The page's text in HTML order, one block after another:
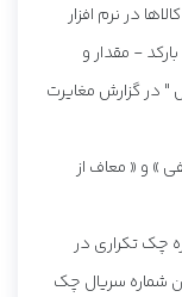
در نرم افزار
- مقدار و
در گزارش مغایرت
» و « معاف از
چک تکراری در
شماره سریال چک